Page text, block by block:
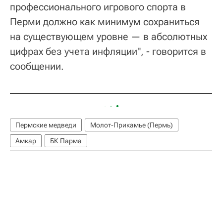
профессионального игрового спорта в
Перми должно как минимум сохраниться
на существующем уровне — в абсолютных
цифрах без учета инфляции", - говорится в
сообщении.
Пермские медведи
Молот-Прикамье (Пермь)
Амкар
БК Парма